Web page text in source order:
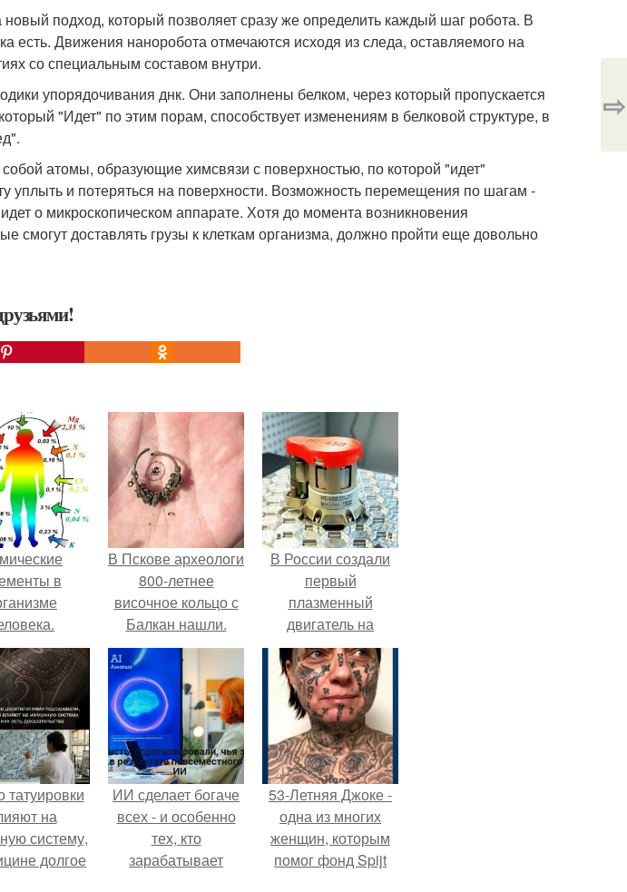
подход, который позволяет сразу же определить каждый шаг робота. В
есть. Движения наноробота отмечаются исходя из следа, оставляемого на
со специальным составом внутри.
упорядочивания днк. Они заполнены белком, через который пропускается
"Идет" по этим порам, способствует изменениям в белковой структуре, в
атомы, образующие химсвязи с поверхностью, по которой "идет"
уплыть и потеряться на поверхности. Возможность перемещения по шагам -
о микроскопическом аппарате. Хотя до момента возникновения
смогут доставлять грузы к клеткам организма, должно пройти еще довольно
⇨
в
В Пскове археологи
800-летнее
височное кольцо с
Балкан нашли.
В России создали
первый
плазменный
двигатель на
криптоне.
татуировки
на
систему,
долгое
ИИ сделает богаче
всех - и особенно
тех, кто
зарабатывает
53-Летняя Джоке -
одна из многих
женщин, которым
помог фонд Spijt